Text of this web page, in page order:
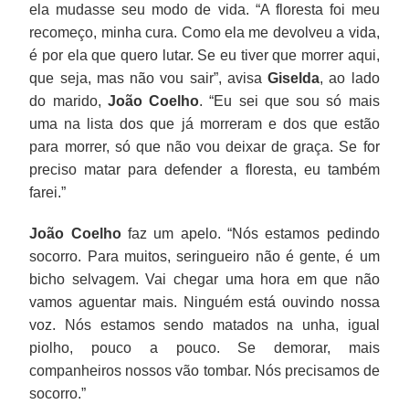
ela mudasse seu modo de vida. “A floresta foi meu
recomeço, minha cura. Como ela me devolveu a vida,
é por ela que quero lutar. Se eu tiver que morrer aqui,
que seja, mas não vou sair”, avisaGiselda, ao lado
do marido, João Coelho. “Eu sei que sou só mais
uma na lista dos que já morreram e dos que estão
para morrer, só que não vou deixar de graça. Se for
preciso matar para defender a floresta, eu também
farei.”
João Coelhofaz um apelo. “Nós estamos pedindo
socorro. Para muitos, seringueiro não é gente, é um
bicho selvagem. Vai chegar uma hora em que não
vamos aguentar mais. Ninguém está ouvindo nossa
voz. Nós estamos sendo matados na unha, igual
piolho, pouco a pouco. Se demorar, mais
companheiros nossos vão tombar. Nós precisamos de
socorro.”